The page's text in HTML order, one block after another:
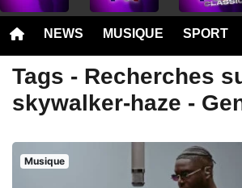
NEWS MUSIQUE SPORT
Tags - Recherches
skywalker-haze -
Musique